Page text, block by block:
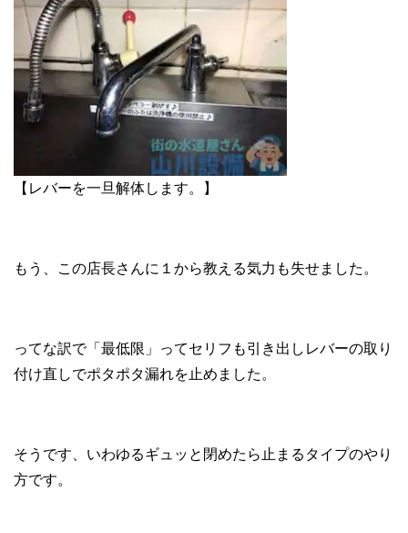
【レバーを一旦解体します。】
もう、この店長さんに１から教える気力も失せました。
ってな訳で「最低限」ってセリフも引き出しレバーの取り
付け直しでポタポタ漏れを止めました。
そうです、いわゆるギュッと閉めたら止まるタイプのやり
方です。